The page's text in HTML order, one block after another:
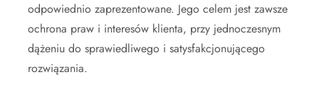
odpowiednio zaprezentowane. Jego celem jest zawsze
ochrona praw i interesów klienta, przy jednoczesnym
dążeniu do sprawiedliwego i satysfakcjonującego
rozwiązania.